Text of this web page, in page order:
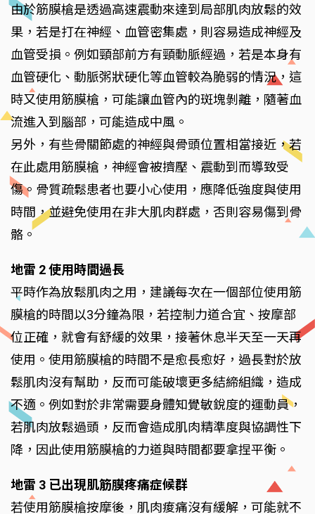
由於筋膜槍是透過高速震動來達到局部肌肉放鬆的效
果，若是打在神經、血管密集處，則容易造成神經及
血管受損。例如頸部前方有頸動脈經過，若是本身有
血管硬化、動脈粥狀硬化等血管較為脆弱的情況，這
時又使用筋膜槍，可能讓血管內的斑塊剝離，隨著血
流進入到腦部，可能造成中風。
另外，有些骨關節處的神經與骨頭位置相當接近，若
在此處用筋膜槍，神經會被擠壓、震動到而導致受
傷。骨質疏鬆患者也要小心使用，應降低強度與使用
時間，並避免使用在非大肌肉群處，否則容易傷到骨
骼。
地雷 2 使用時間過長
平時作為放鬆肌肉之用，建議每次在一個部位使用筋
膜槍的時間以3分鐘為限，若控制力道合宜、按摩部
位正確，就會有舒緩的效果，接著休息半天至一天再
使用。使用筋膜槍的時間不是愈長愈好，過長對於放
鬆肌肉沒有幫助，反而可能破壞更多結締組織，造成
不適。例如對於非常需要身體知覺敏銳度的運動員，
若肌肉放鬆過頭，反而會造成肌肉精準度與協調性下
降，因此使用筋膜槍的力道與時間都要拿捏平衡。
地雷 3 已出現肌筋膜疼痛症候群
若使用筋膜槍按摩後，肌肉痠痛沒有緩解，可能就不